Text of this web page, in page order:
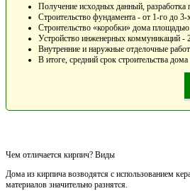
Получение исходных данный, разработка
Строительство фундамента - от 1-го до
Строительство «коробки» дома
Устройство инженерных коммуникаций -
Внутренние и наружные отделочные
В итоге, средний срок строительства
Чем отличается кирпич? Виды
Дома из кирпича возводятся с использованием
материалов значительно разнятся.